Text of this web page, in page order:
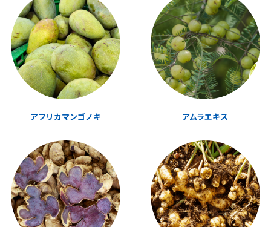
アフリカマンゴノキ アムラエキス